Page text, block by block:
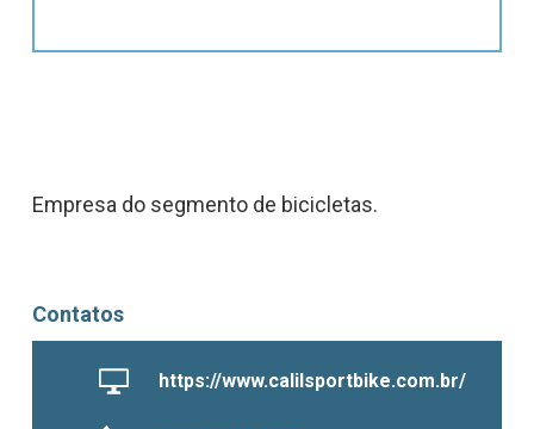
Empresa do segmento de bicicletas.
Contatos
https://www.calilsportbike.com.br/